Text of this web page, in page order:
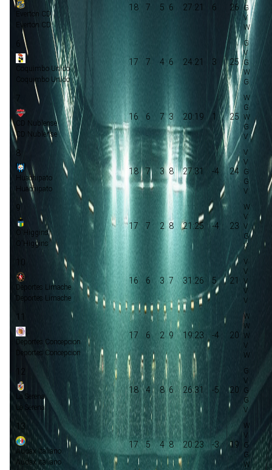
Everton CD
Everton CD
18 7 5 6 27:21 6 26
6
Coquimbo Unido
Coquimbo Unido
17 7 4 6 24:21 3 25
7
CD Nublense
CD Nublense
16 6 7 3 20:19 1 25
8
Huachipato
Huachipato
18 7 3 8 27:31 -4 24
9
O'Higgins
O'Higgins
17 7 2 8 21:25 -4 23
10
Deportes Limache
Deportes Limache
16 6 3 7 31:26 5 21
11
Deportes Concepcion
Deportes Concepcion
17 6 2 9 19:23 -4 20
12
La Serena
La Serena
18 4 8 6 26:31 -5 20
13
Audax Italiano
Audax Italiano
17 5 4 8 20:23 -3 19